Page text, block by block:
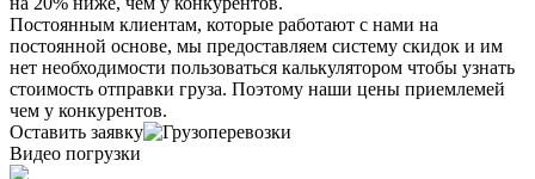
Постоянным клиентам, которые работают с нами на
постоянной основе, мы предоставляем систему скидок и им
нет необходимости пользоваться калькулятором чтобы узнать
стоимость отправки груза. Поэтому наши цены приемлемей
чем у конкурентов.
Оставить заявку
Видео погрузки